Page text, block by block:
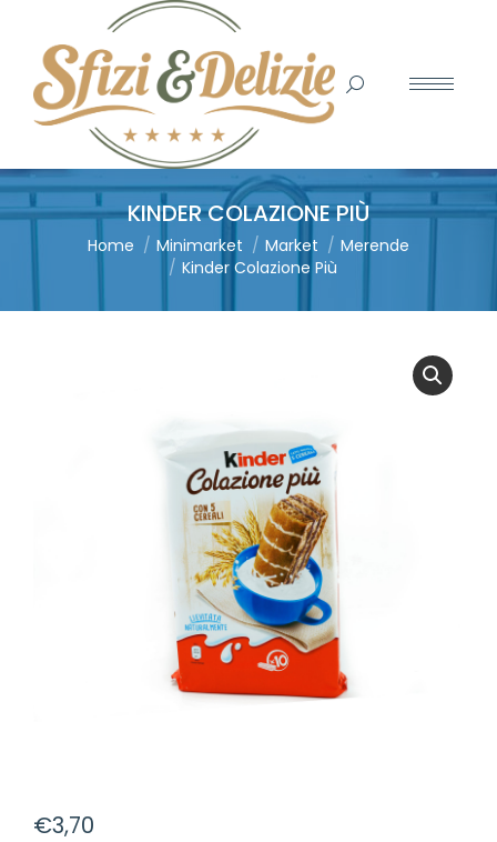
Search:
KINDER COLAZIONE PIÙ
You are here:
Home Minimarket Market
Merende
Kinder Colazione Più
€3,70